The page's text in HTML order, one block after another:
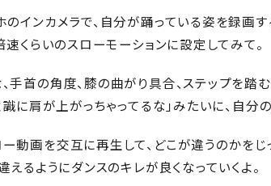
のインカメラで、自分が踊っている姿を録画
くらいのスローモーションに設定してみて。
手首の角度、膝の曲がり具合、ステップを踏
識に肩が上がっちゃってるな」みたいに、自
動画を交互に再生して、どこが違うのかを
えるようにダンスのキレが良くなっていくよ。